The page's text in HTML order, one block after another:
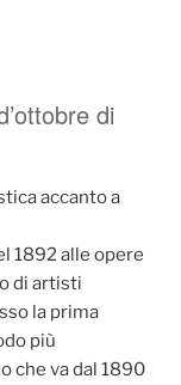
di
accanto a
1892 alle opere
di artisti
la prima
più
che va dal 1890